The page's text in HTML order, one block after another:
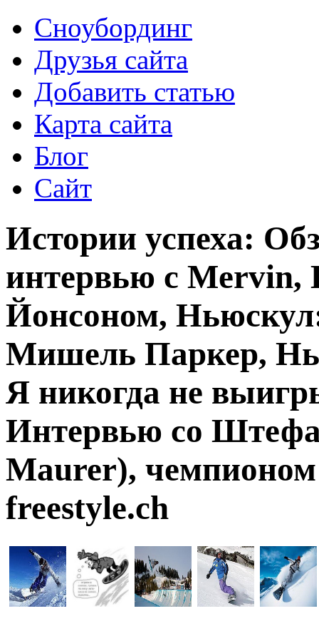
Сноубординг
Друзья сайта
Добавить статью
Карта сайта
Блог
Сайт
Истории успеха:
интервью с
Йонсоном,
Мишель Паркер,
Я никогда не
Интервью со
Maurer), чемпионом
freestyle.ch